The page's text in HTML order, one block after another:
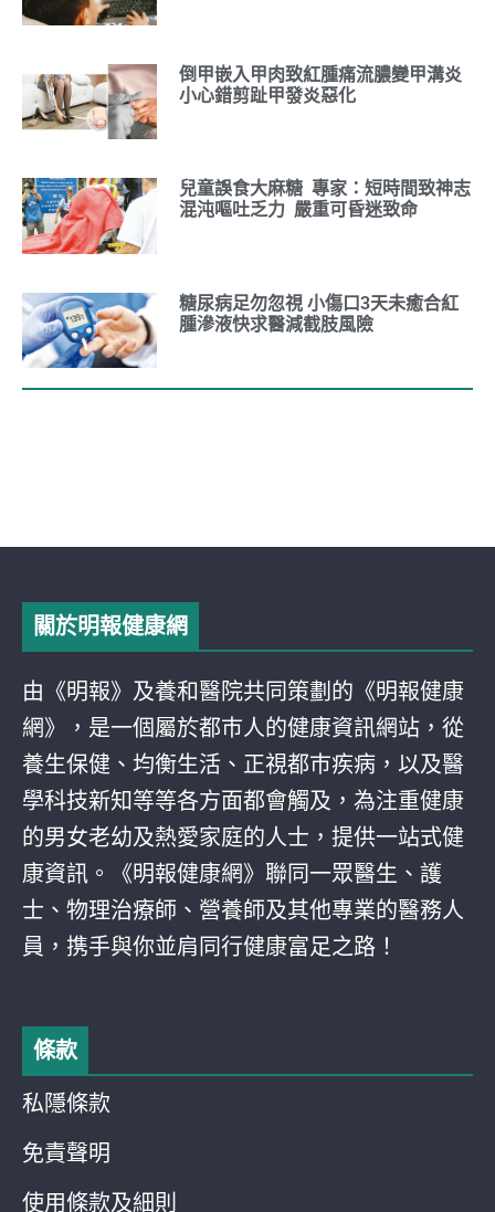
倒甲嵌入甲肉致紅腫痛流膿變甲溝炎
小心錯剪趾甲發炎惡化
兒童誤食大麻糖 專家：短時間致神志
混沌嘔吐乏力 嚴重可昏迷致命
糖尿病足勿忽視 小傷口3天未癒合紅
腫滲液快求醫減截肢風險
關於明報健康網
由《明報》及養和醫院共同策劃的《明報健康
網》，是一個屬於都巿人的健康資訊網站，從
養生保健、均衡生活、正視都巿疾病，以及醫
學科技新知等等各方面都會觸及，為注重健康
的男女老幼及熱愛家庭的人士，提供一站式健
康資訊。《明報健康網》聯同一眾醫生、護
士、物理治療師、營養師及其他專業的醫務人
員，携手與你並肩同行健康富足之路！
條款
私隱條款
免責聲明
使用條款及細則